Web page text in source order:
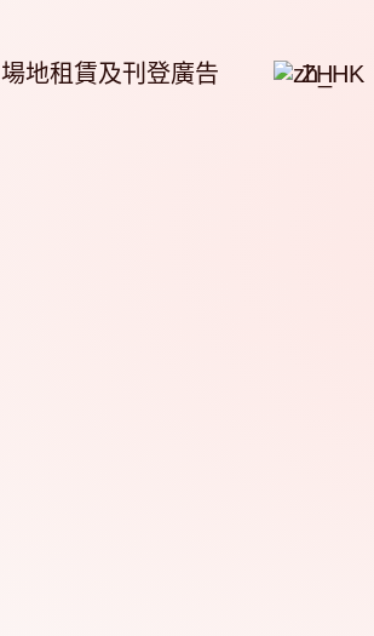
場地租賃及刊登廣告 ZH